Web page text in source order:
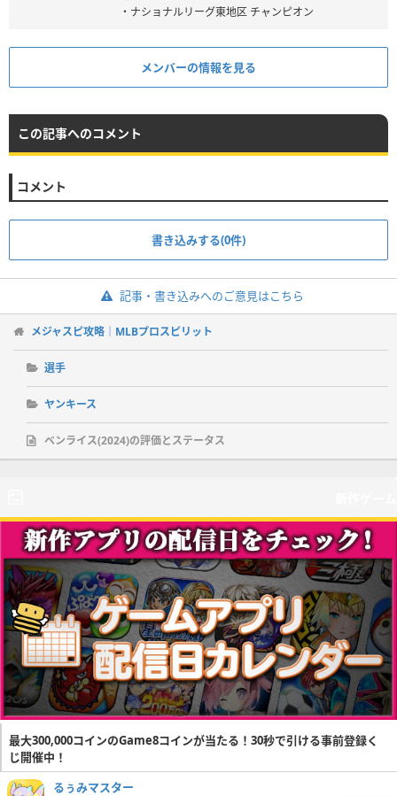
・ナショナルリーグ東地区 チャンピオン
メンバーの情報を見る
この記事へのコメント
コメント
書き込みする(0件)
記事・書き込みへのご意見はこちら
メジャスピ攻略｜MLBプロスピリット
選手
ヤンキース
ベンライス(2024)の評価とステータス
最大300,000コインのGame8コインが当たる！30秒で引ける事前登録く
じ開催中！
るぅみマスター